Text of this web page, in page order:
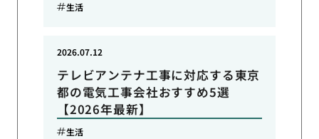
生活
テレビアンテナ工事に対応する東京
都の電気工事会社おすすめ5選
【2026年最新】
2026.07.12
生活